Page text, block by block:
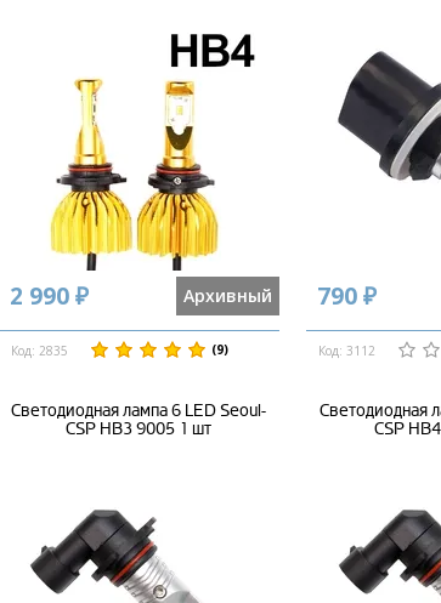
2 990 ₽ Архивный
Код: 2835 (9)
790 ₽
Код: 3112
Светодиодная лампа 6 LED Seoul-
CSP HB3 9005 1 шт
Светодиодная
CSP